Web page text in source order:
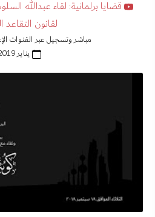
قضايا برلمانية: لقاء عبدالله
لقانون التقاعد
مباشر وتسجيل عبر القنوات
يناير 2019